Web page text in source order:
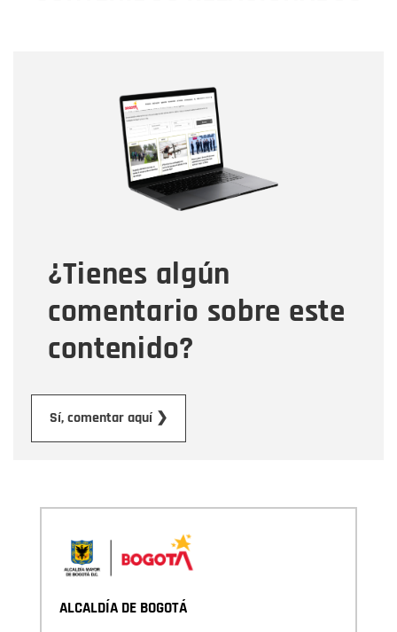
¿Tienes algún
comentario sobre este
contenido?
Sí, comentar aquí ❯
Correo electrónico
Tipo de comentario
Mensaje
ALCALDÍA DE BOGOTÁ